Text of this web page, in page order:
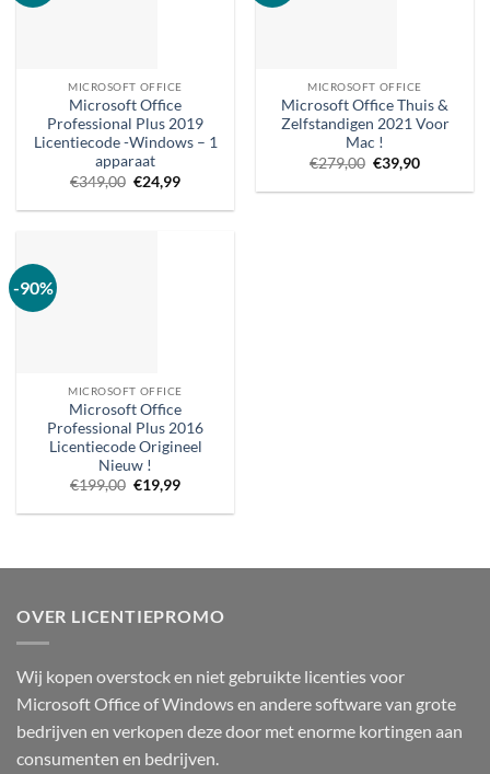
MICROSOFT OFFICE
Microsoft Office
Professional Plus 2019
Licentiecode -Windows – 1
apparaat
€349,00 Oorspronkelijke
prijs
was:
€24,99Huidige
is:
MICROSOFT OFFICE
Microsoft Office Thuis &
Zelfstandigen 2021 Voor
Mac !
€279,00 Oorspronkelijke
prijs
was:
€39,90Huidige
is:
-90%
MICROSOFT OFFICE
Microsoft Office
Professional Plus 2016
Licentiecode Origineel
Nieuw !
€199,00 Oorspronkelijke
prijs
was:
€19,99Huidige
is:
OVER LICENTIEPROMO
Wij kopen overstock en niet gebruikte licenties voor
Microsoft Office of Windows en andere software van grote
bedrijven en verkopen deze door met enorme kortingen aan
consumenten en bedrijven.